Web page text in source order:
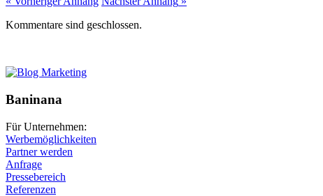
Kommentare sind geschlossen.
Baninana
Für Unternehmen:
Werbemöglichkeiten
Partner werden
Anfrage
Pressebereich
Referenzen